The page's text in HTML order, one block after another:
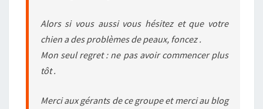
Alors si vous aussi vous hésitez et que votre
chien a des problèmes de peaux, foncez .
Mon seul regret : ne pas avoir commencer plus
tôt .
Merci aux gérants de ce groupe et merci au blog